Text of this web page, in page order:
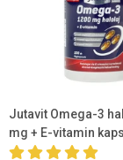
Jutavit Omega-3
mg + E-vitamin
db